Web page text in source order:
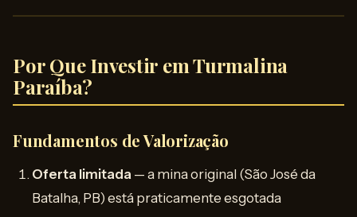
Por Que Investir em Turmalina
Paraíba?
Fundamentos de Valorização
Oferta limitada — a mina original (São José da
Batalha, PB) está praticamente esgotada